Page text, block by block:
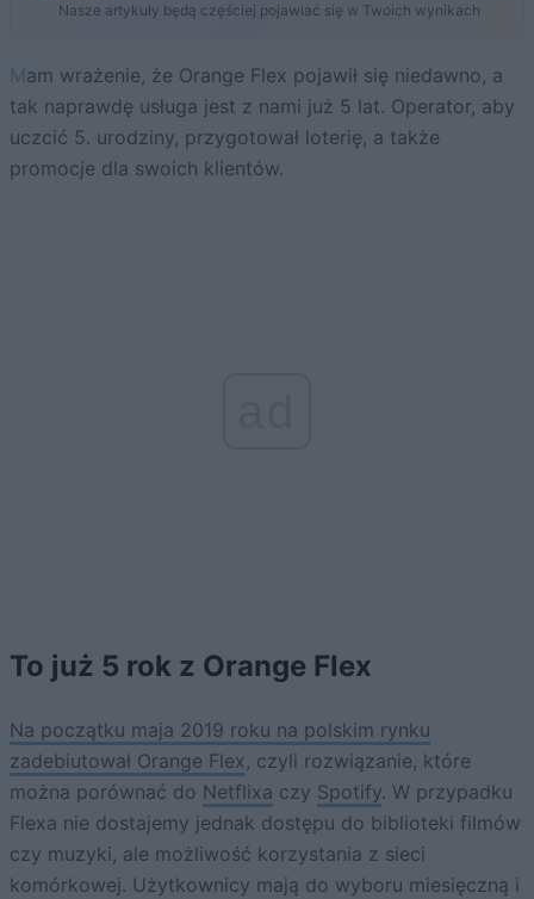
Nasze artykuły będą częściej pojawiać się w Twoich wynikach
Mam wrażenie, że Orange Flex pojawił się niedawno, a
tak naprawdę usługa jest z nami już 5 lat. Operator, aby
uczcić 5. urodziny, przygotował loterię, a także
promocje dla swoich klientów.
To już 5 rok z Orange Flex
Na początku maja 2019 roku na polskim rynku
zadebiutował Orange Flex, czyli rozwiązanie, które
można porównać do Netflixa czy Spotify. W przypadku
Flexa nie dostajemy jednak dostępu do biblioteki filmów
czy muzyki, ale możliwość korzystania z sieci
komórkowej. Użytkownicy mają do wyboru miesięczną i